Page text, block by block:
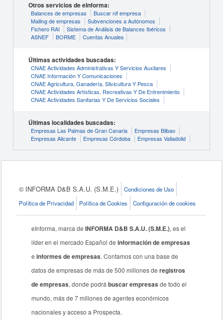
Otros servicios de eInforma:
Balances de empresas
Buscar nif empresa
Mailing de empresas
Subvenciones a Autónomos
Fichero RAI
Sistema de Análisis de Balances Ibéricos
ASNEF
BORME Cuentas Anuales
Últimas actividades buscadas:
CNAE Actividades Administrativas Y Servicios Auxliares
CNAE Información Y Comunicaciones
CNAE Agricultura, Ganadería, Silvicultura Y Pesca
CNAE Actividades Artísticas, Recreativas Y De Entrenimiento
CNAE Actividades Sanitarias Y De Servicios Sociales
Últimas localidades buscadas:
Empresas Las Palmas de Gran Canaria
Empresas Bilbao
Empresas Alicante
Empresas Córdoba Empresas Valladolid
© INFORMA D&B S.A.U. (S.M.E.)
Condiciones de Uso
Política de Privacidad
Política de Cookies Configuración de cookies
eInforma, marca deINFORMA D&B S.A.U. (S.M.E.), es el
líder en el mercado Español deinformación de empresas
einformes de empresas. Contamos con una base de
datos de empresas de más de 500 millones deregistros
de empresas, donde podrábuscar empresas de todo el
mundo, más de 7 millones de agentes económicos
nacionales y acceso a Prospecta.